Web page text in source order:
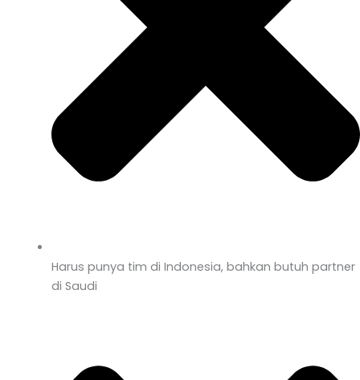
Harus punya tim di Indonesia, bahkan butuh partner
di Saudi